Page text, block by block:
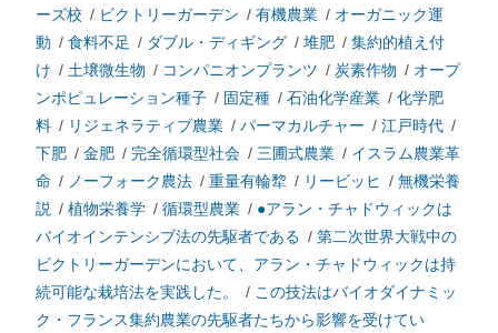
ーズ校 / ビクトリーガーデン / 有機農業 / オーガニック運
動 / 食料不足 / ダブル・ディギング / 堆肥 / 集約的植え付
け / 土壌微生物 / コンパニオンプランツ / 炭素作物 / オープ
ンポピュレーション種子 / 固定種 / 石油化学産業 / 化学肥
料 / リジェネラティブ農業 / パーマカルチャー / 江戸時代 /
下肥 / 金肥 / 完全循環型社会 / 三圃式農業 / イスラム農業革
命 / ノーフォーク農法 / 重量有輪犂 / リービッヒ / 無機栄養
説 / 植物栄養学 / 循環型農業 / ●アラン・チャドウィックは
バイオインテンシブ法の先駆者である / 第二次世界大戦中の
ビクトリーガーデンにおいて、アラン・チャドウィックは持
続可能な栽培法を実践した。
/ この技法はバイオダイナミッ
ク・フランス集約農業の先駆者たちから影響を受けてい